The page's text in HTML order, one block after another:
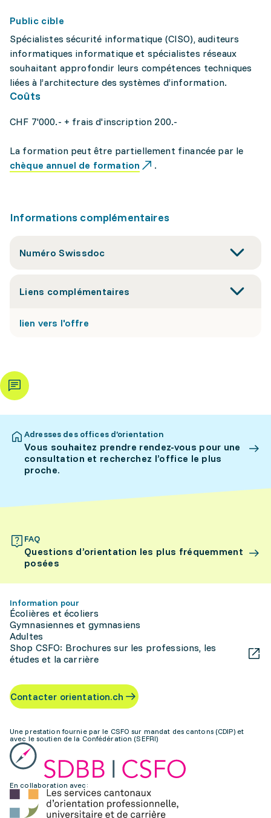
Public cible
Spécialistes sécurité informatique (CISO), auditeurs
informatiques informatique et spécialistes réseaux
souhaitant approfondir leurs compétences techniques
liées à l’architecture des systèmes d’information.
Coûts
CHF 7'000.- + frais d'inscription 200.-
La formation peut être partiellement financée par le
chèque annuel de formation
.
Informations complémentaires
Numéro Swissdoc
Liens complémentaires
lien vers l'offre
Adresses des offices d’orientation
Vous souhaitez prendre rendez-vous pour une
consultation et recherchez l’office le plus
proche.
FAQ
Questions d’orientation les plus fréquemment
posées
Information pour
Écolières et écoliers
Gymnasiennes et gymnasiens
Adultes
Shop CSFO: Brochures sur les professions, les
études et la carrière
Contacter orientation.ch
Une prestation fournie par le CSFO sur mandat des cantons (CDIP) et
avec le soutien de la Confédération (SEFRI)
En collaboration avec: